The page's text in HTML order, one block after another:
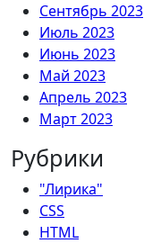
Сентябрь 2023
Июль 2023
Июнь 2023
Май 2023
Апрель 2023
Март 2023
Рубрики
"Лирика"
CSS
HTML